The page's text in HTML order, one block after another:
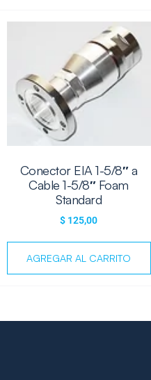
Conector EIA 1-5/8″ a
Cable 1-5/8″ Foam
Standard
$ 125,00
AGREGAR AL CARRITO